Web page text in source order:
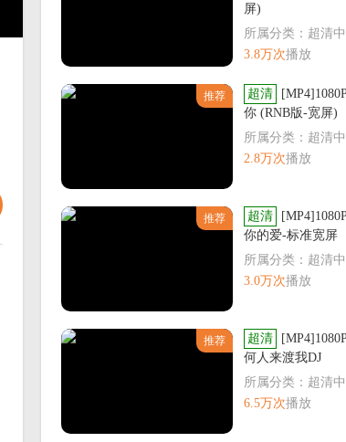
屏)
所属分类：超清
3.8万次播放
推荐 超清
你 (RNB版-宽屏)
所属分类：超清
2.8万次播放
推荐 超清
你的爱-标准宽屏
所属分类：超清
3.0万次播放
推荐 超清
何人来渡我DJ
所属分类：超清
6.5万次播放